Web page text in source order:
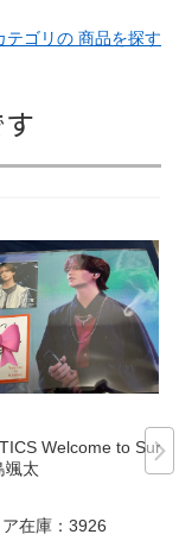
テゴリの 商品を探す
Welcome to Suns
颯太
在庫： 3926